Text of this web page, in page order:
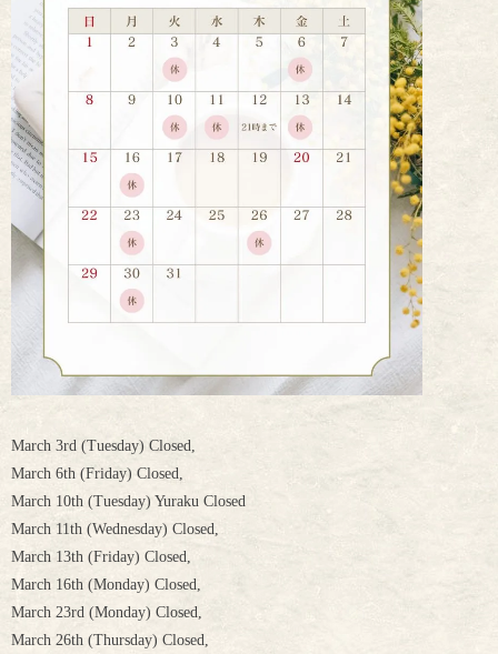
March 3rd (Tuesday) Closed,
March 6th (Friday) Closed,
March 10th (Tuesday) Yuraku Closed
March 11th (Wednesday) Closed,
March 13th (Friday) Closed,
March 16th (Monday) Closed,
March 23rd (Monday) Closed,
March 26th (Thursday) Closed,